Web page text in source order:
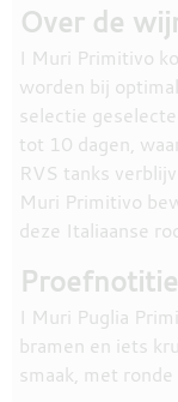
Over de
I Muri Primitivo
worden bij
selectie
tot 10 dagen,
RVS tanks
Muri Primitivo
deze Italiaanse
Proefnotitie
I Muri Puglia
bramen en iets
smaak, met